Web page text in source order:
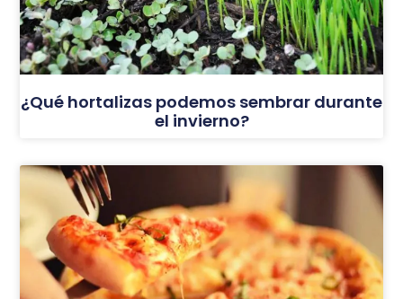
¿Qué hortalizas podemos sembrar durante
el invierno?